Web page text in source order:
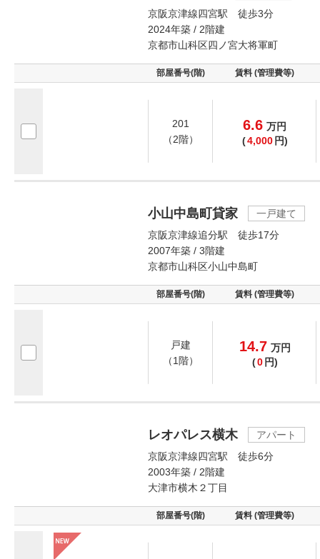
京阪京津線四宮駅 徒歩3分
2024年築 / 2階建
京都市山科区四ノ宮大将軍町
部屋番号(階) 賃料 (管理費等)
201
（2階）
6.6 万円
(4,000 円)
小山中島町貸家
一戸建て
京阪京津線追分駅 徒歩17分
2007年築 / 3階建
京都市山科区小山中島町
部屋番号(階) 賃料 (管理費等)
戸建
（1階）
14.7 万円
(0 円)
レオパレス横木
アパート
京阪京津線四宮駅 徒歩6分
2003年築 / 2階建
大津市横木２丁目
部屋番号(階) 賃料 (管理費等)